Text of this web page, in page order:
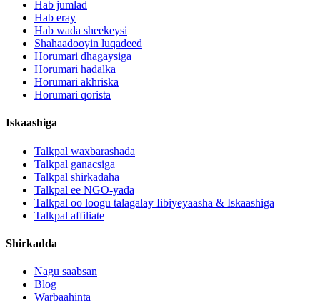
Hab jumlad
Hab eray
Hab wada sheekeysi
Shahaadooyin luqadeed
Horumari dhagaysiga
Horumari hadalka
Horumari akhriska
Horumari qorista
Iskaashiga
Talkpal waxbarashada
Talkpal ganacsiga
Talkpal shirkadaha
Talkpal ee NGO-yada
Talkpal oo loogu talagalay Iibiyeyaasha & Iskaashiga
Talkpal affiliate
Shirkadda
Nagu saabsan
Blog
Warbaahinta